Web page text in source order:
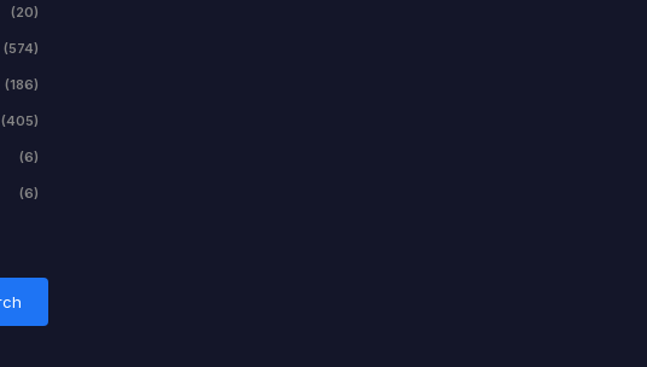
(20)
(574)
(186)
(405)
(6)
(6)